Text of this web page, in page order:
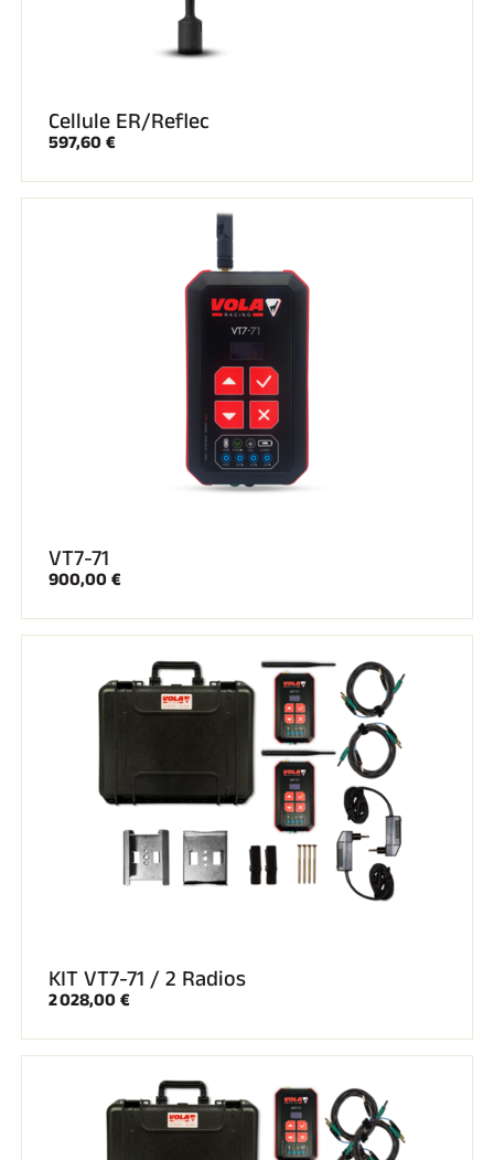
Cellule ER/Reflec
597,60 €
VT7-71
900,00 €
KIT VT7-71 / 2 Radios
2 028,00 €